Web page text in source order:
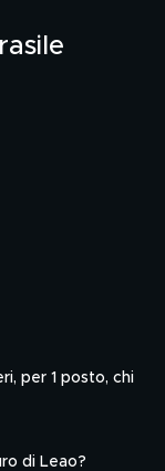
per 1 posto, chi
di Leao?